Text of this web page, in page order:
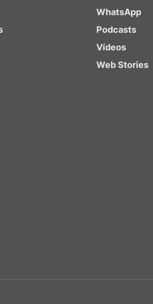
WhatsApp
Podcasts
Vídeos
Web Stories